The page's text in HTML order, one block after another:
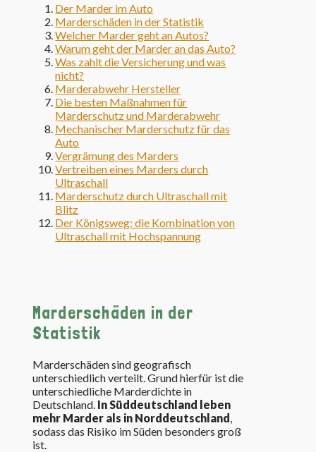
Der Marder im Auto
Marderschäden in der Statistik
Welcher Marder geht an Autos?
Warum geht der Marder an das Auto?
Was zahlt die Versicherung und was
nicht?
Marderabwehr Hersteller
Die besten Maßnahmen für
Marderschutz und Marderabwehr
Mechanischer Marderschutz für das
Auto
Vergrämung des Marders
Vertreiben eines Marders durch
Ultraschall
Marderschutz durch Ultraschall mit
Blitz
Der Königsweg: die Kombination von
Ultraschall mit Hochspannung
Marderschäden in der
Statistik
Marderschäden sind geografisch
unterschiedlich verteilt. Grund hierfür ist die
unterschiedliche Marderdichte in
Deutschland. In Süddeutschland leben
mehr Marder als in Norddeutschland
sodass das Risiko im Süden besonders groß
ist.